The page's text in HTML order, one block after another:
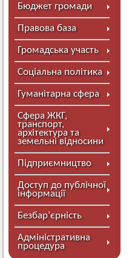
Бюджет громади
Правова база
Громадська участь
Соціальна політика
Гуманітарна сфера
Сфера ЖКГ,
транспорт,
архітектура та
земельні відносини
Підприємництво
Доступ до публічної
інформації
Безбар’єрність
Адміністративна
процедура